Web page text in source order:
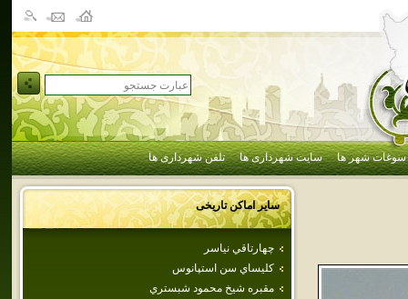
سوغات شهر ها سایت شهرداری ها تلفن شهرداری ها
سایر اماکن تاریخی
چهارتاقي نياسر
كليساي سن استپانوس
مقبره شيخ محمود شبستري